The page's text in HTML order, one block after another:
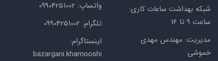
شبکه بهداشت ساعات کاری:
ساعت ۹ تا 16
مدیریت: مهندس مهدی
خموشی
واتساپ: 09904251002
تلگرام: 09904251002
اینستاگرام:
bazargani.khamooshi